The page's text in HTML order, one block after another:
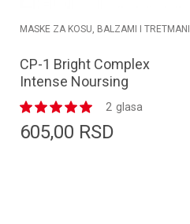
MASKE ZA KOSU, BALZAMI I TRETMANI
CP-1 Bright Complex
Intense Noursing
Conditioner 100mlglasa
2
605,00 RSD